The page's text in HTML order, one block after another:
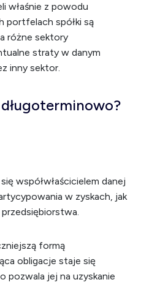
właśnie z powodu
portfelach spółki są
różne sektory
straty w danym
inny sektor.
współwłaścicielem danej
w zyskach, jak
formą
obligacje staje się
pozwala jej na uzyskanie